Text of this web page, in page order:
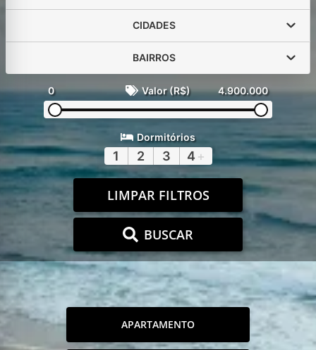
CIDADES
BAIRROS
0 Valor (R$) 4.900.000
Dormitórios
1 2 3 4 +
LIMPAR FILTROS
BUSCAR
APARTAMENTO